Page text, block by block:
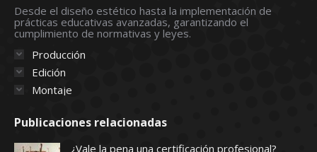
new
window
new
window
new
window
new
window
new
window
Desde el diseño estético hasta la implementación de
prácticas educativas avanzadas, garantizando el
cumplimiento de normativas y leyes.
Producción
Edición
Montaje
Publicaciones relacionadas
¿Vale la pena una certificación profesional?